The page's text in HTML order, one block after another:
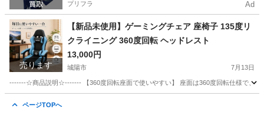
プリフラ Ad
売ります
【新品未使用】ゲーミングチェア 座椅子 135度リ
クライニング 360度回転 ヘッドレスト
13,000円
城陽市 7月13日
-------☆商品説明☆------- 【360度回転座面で使いやすい】 座面は360度回転仕様で、座
ページTOPへ